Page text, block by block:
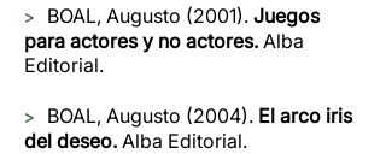
> BOAL, Augusto (2001). Juegos
para actores y no actores. Alba
Editorial.
> BOAL, Augusto (2004). El arco iris
del deseo. Alba Editorial.